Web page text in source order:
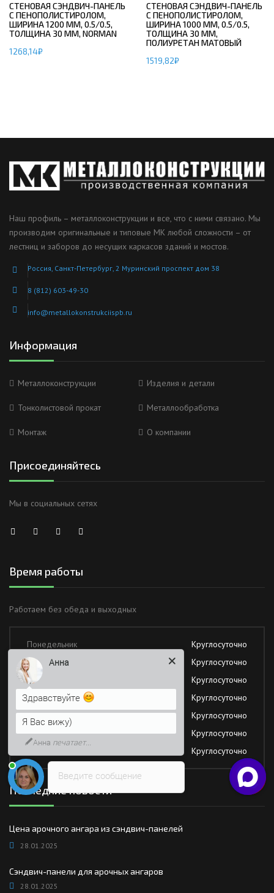
СТЕНОВАЯ СЭНДВИЧ-ПАНЕЛЬ
С ПЕНОПОЛИСТИРОЛОМ,
ШИРИНА 1200 ММ, 0.5/0.5,
ТОЛЩИНА 30 ММ, NORMAN
1268,14₽
СТЕНОВАЯ СЭНДВИЧ-ПАНЕЛЬ
С ПЕНОПОЛИСТИРОЛОМ,
ШИРИНА 1000 ММ, 0.5/0.5,
ТОЛЩИНА 30 ММ,
ПОЛИУРЕТАН МАТОВЫЙ
1519,82₽
Наш профиль – металлоконструкции и все, что с ними связано. Мы
производим оригинальные и типовые МК любой сложности – от
лестниц и заборов до несущих каркасов зданий и мостов.
Россия, Санкт-Петербург, 2 Муринский проспект дом 38
8 (812) 603-49-30
info@metallokonstrukciispb.ru
Информация
Металлоконструкции Изделия и детали
Тонколистовой прокат Металлообработка
Монтаж О компании
Присоединяйтесь
Мы в социальных сетях
Время работы
Работаем без обеда и выходных
Понедельник
Круглосуточно
Вторник
Круглосуточно
Среда
Круглосуточно
Четверг
Круглосуточно
Пятница
Круглосуточно
Суббота
Круглосуточно
Круглосуточно
Последние новости
Цена арочного ангара из сэндвич-панелей
28.01.2025
Сэндвич-панели для арочных ангаров
28.01.2025
Введите сообщение
Анна
Здравствуйте
Я Вас вижу)
Анна печатает...